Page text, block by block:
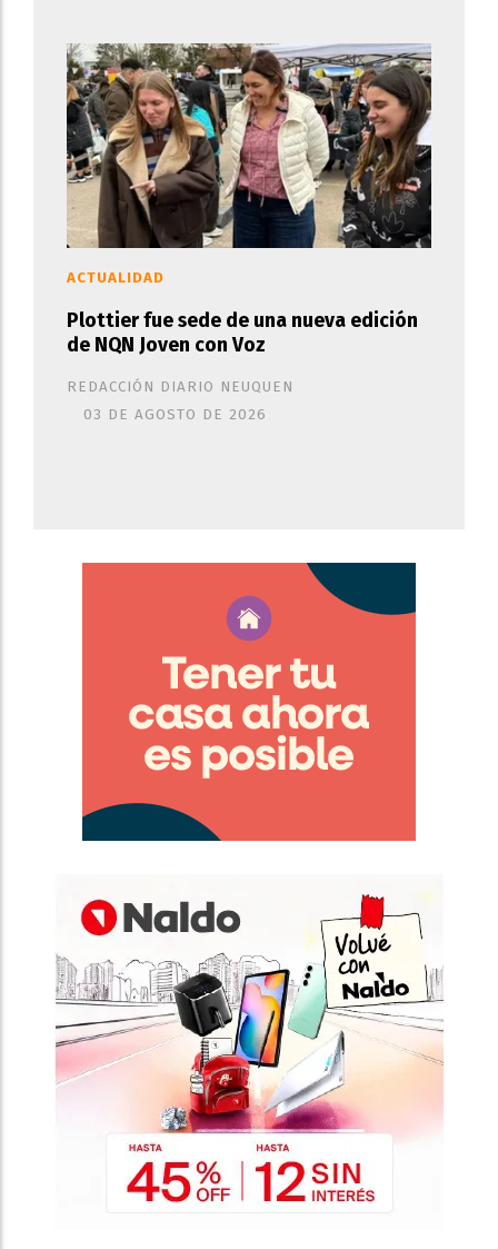
Plottier fue sede de una nueva edición
de NQN Joven con Voz
REDACCIÓN DIARIO NEUQUEN
ACTUALIDAD
03 DE AGOSTO DE 2026